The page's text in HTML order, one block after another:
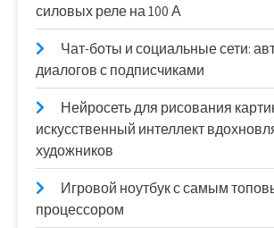
силовых реле на 100 А
Чат-боты и социальные сети:
диалогов с подписчиками
Нейросеть для рисования
искусственный интеллект
художников
Игровой ноутбук с самым
процессором